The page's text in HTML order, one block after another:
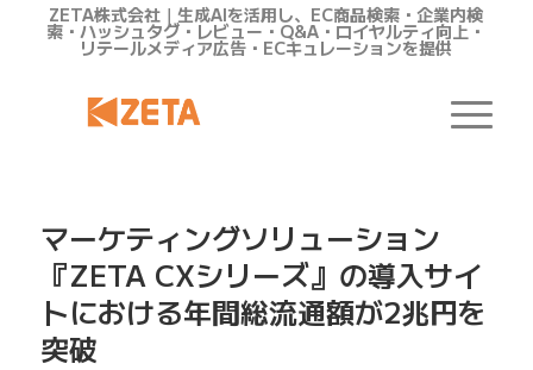
ZETA株式会社｜生成AIを活用し、EC商品検索・企業内検
索・ハッシュタグ・レビュー・Q&A・ロイヤルティ向上・
リテールメディア広告・ECキュレーションを提供
マーケティングソリューション
『ZETA CXシリーズ』の導入サイ
トにおける年間総流通額が2兆円を
突破